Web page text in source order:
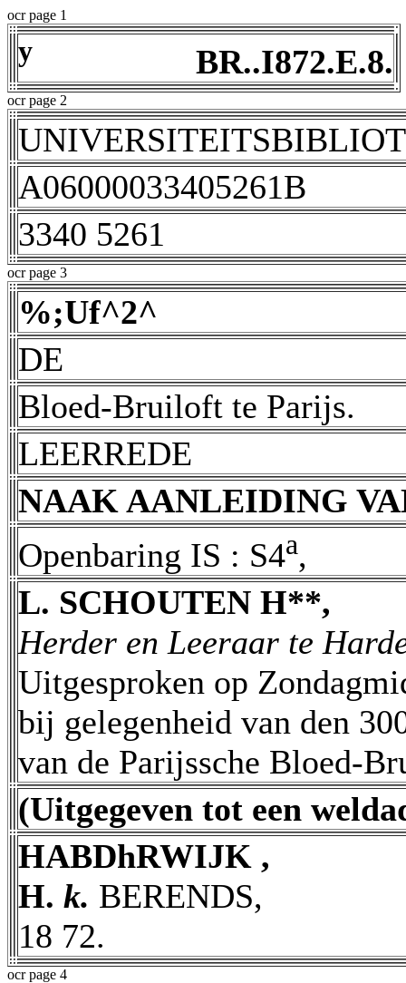
ocr page 1
y BR..I872.E.8.
ocr page 2
A06000033405261B
3340 5261
ocr page 3
%;Uf^2^
DE
Bloed-Bruiloft te Parijs.
LEERREDE
NAAK AANLEIDING
Openbaring IS : S4a,
L. SCHOUTEN H**,
Herder en Leeraar te
Uitgesproken op
bij gelegenheid van den
van de Parijssche Bloed-
(Uitgegeven tot een
HABDhRWIJK ,
H. k. BERENDS,
18 72.
ocr page 4